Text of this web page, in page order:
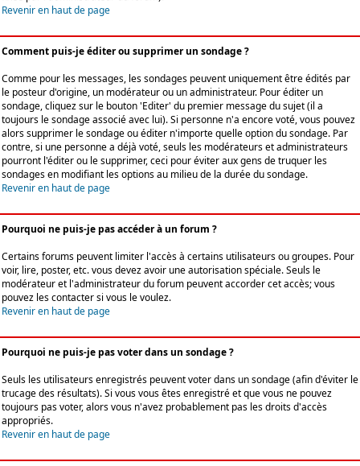
Revenir en haut de page
Comment puis-je éditer ou supprimer un sondage ?
Comme pour les messages, les sondages peuvent uniquement être édités par
le posteur d'origine, un modérateur ou un administrateur. Pour éditer un
sondage, cliquez sur le bouton 'Editer' du premier message du sujet (il a
toujours le sondage associé avec lui). Si personne n'a encore voté, vous pouvez
alors supprimer le sondage ou éditer n'importe quelle option du sondage. Par
contre, si une personne a déjà voté, seuls les modérateurs et administrateurs
pourront l'éditer ou le supprimer, ceci pour éviter aux gens de truquer les
sondages en modifiant les options au milieu de la durée du sondage.
Revenir en haut de page
Pourquoi ne puis-je pas accéder à un forum ?
Certains forums peuvent limiter l'accès à certains utilisateurs ou groupes. Pour
voir, lire, poster, etc. vous devez avoir une autorisation spéciale. Seuls le
modérateur et l'administrateur du forum peuvent accorder cet accès; vous
pouvez les contacter si vous le voulez.
Revenir en haut de page
Pourquoi ne puis-je pas voter dans un sondage ?
Seuls les utilisateurs enregistrés peuvent voter dans un sondage (afin d'éviter le
trucage des résultats). Si vous vous êtes enregistré et que vous ne pouvez
toujours pas voter, alors vous n'avez probablement pas les droits d'accès
appropriés.
Revenir en haut de page